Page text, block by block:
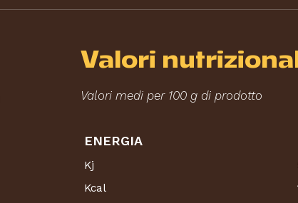
Valori
Valori medi per 100 g di prodotto
ENERGIA
Kj
Kcal